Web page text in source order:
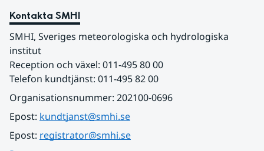
Kontakta SMHI
SMHI, Sveriges meteorologiska och hydrologiska
institut
Reception och växel: 011-495 80 00
Telefon kundtjänst: 011-495 82 00
Organisationsnummer: 202100-0696
Epost: kundtjanst@smhi.se
Epost: registrator@smhi.se